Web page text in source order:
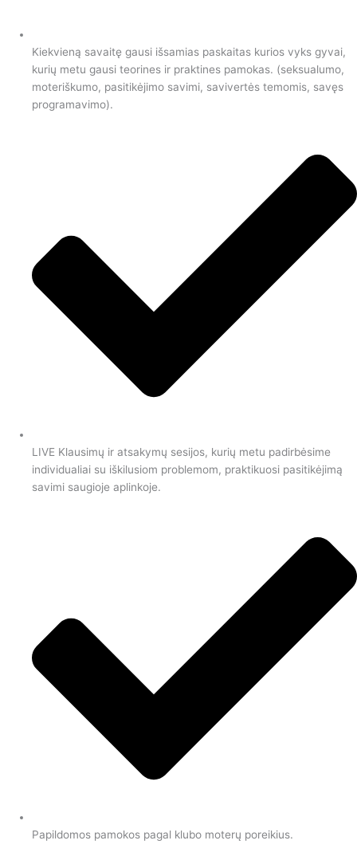
Kiekvieną savaitę gausi išsamias paskaitas kurios vyks gyvai,
kurių metu gausi teorines ir praktines pamokas. (seksualumo,
moteriškumo, pasitikėjimo savimi, savivertės temomis, savęs
programavimo).
LIVE Klausimų ir atsakymų sesijos, kurių metu padirbėsime
individualiai su iškilusiom problemom, praktikuosi pasitikėjimą
savimi saugioje aplinkoje.
Papildomos pamokos pagal klubo moterų poreikius.